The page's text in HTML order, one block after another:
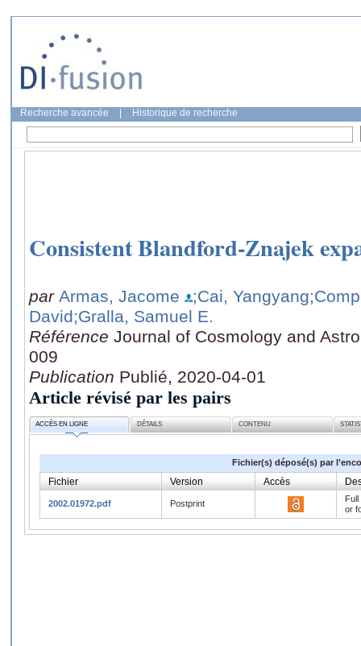
Recherche avancée Historique de recherche
Consistent Blandford-Znajek
par Armas, Jacome ;Cai, Yangyang
David;Gralla, Samuel E.
Référence Journal of Cosmology and
009
Publication Publié, 2020-04-01
Article révisé par les pairs
ACCÈS EN LIGNE DÉTAILS CONTENU
Fichier(s) déposé(s) par
Fichier Version Accès
2002.01972.pdf Postprint
or